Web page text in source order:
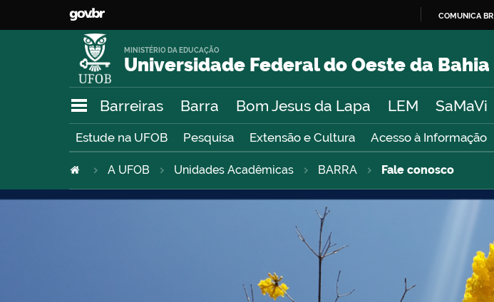
O
COMUNICA BR
Universidade Federal do Oeste da Bahia
MINISTÉRIO DA EDUCAÇÃO
Barreiras Barra Bom Jesus da Lapa LEM SaMaVi
Estude na UFOB Pesquisa Extensão e Cultura Acesso à Informação
A UFOB Unidades Acadêmicas BARRA Fale conosco